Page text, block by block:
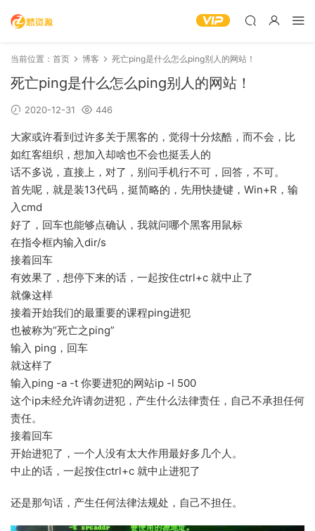
当前位置： 首页 博客 死亡ping是什么怎么ping别人的网站！
死亡ping是什么怎么ping别人的网站！
2020-12-31 446
大家或许看到过许多关于黑客的，觉得十分炫酷，而不会，比
如红客组织，想加入却啥也不会也挺丢人的
话不多说，直接上，对了，别问手机行不可，回答，不可。
首先呢，就是装13代码，挺简略的，先用快捷键，Win+R，输
入cmd
好了，回车也能够点确认，我就问哪个黑客用鼠标
在指令框内输入dir/s
接着回车
有效果了，想停下来的话，一起按住ctrl+c 就中止了
就像这样
接着开始我们的最重要的课程ping进犯
也被称为“死亡之ping”
输入 ping，回车
就这样了
输入ping -a -t 你要进犯的网站ip -l 500
这个ip未经允许请勿进犯，产生什么法律责任，自己不承担任何
责任。
接着回车
开始进犯了，一个人没有太大作用最好多几个人。
中止的话，一起按住ctrl+c 就中止进犯了
还是那句话，产生任何法律法规处，自己不担任。